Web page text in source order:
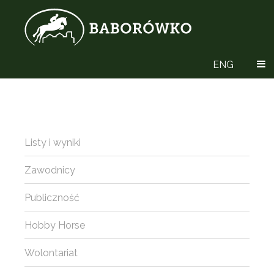
ENG
Listy i wyniki
Zawodnicy
Publiczność
Hobby Horse
Wolontariat